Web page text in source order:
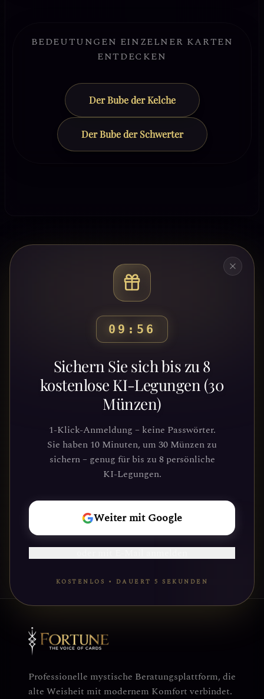
BEDEUTUNGEN EINZELNER KARTEN
ENTDECKEN
Der Bube der Kelche
Der Bube der Schwerter
09:53
Sichern Sie sich bis zu 8
kostenlose KI-Legungen (30
Münzen)
1-Klick-Anmeldung – keine Passwörter.
Sie haben 10 Minuten, um 30 Münzen zu
sichern – genug für bis zu 8 persönliche
KI-Legungen.
Weiter mit Google
KOSTENLOS • DAUERT 5 SEKUNDEN
Bereit, deinen Weg zu
entdecken?
Schließe dich Tausenden von
Suchenden an, die Klarheit und
Führung durch unsere Plattform
gefunden haben. Deine kosmische Reise
wartet.
REISE
BEGINNEN
Professionelle mystische Beratungsplattform, die
alte Weisheit mit modernem Komfort verbindet.